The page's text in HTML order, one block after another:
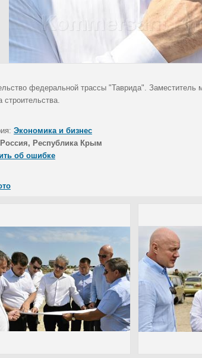
федеральной трассы "Таврида". Заместитель
строительства.
Экономика и бизнес
Россия, Республика Крым
об ошибке